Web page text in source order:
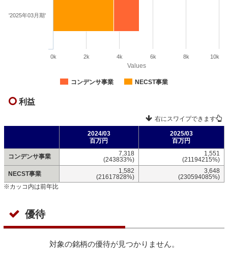
Values
コンデンサ事業 NECST事業
'2025年03月期'
0k 2k 4k 6k 8k 10k
利益
右にスワイプできます
2024/03
百万円
2025/03
百万円
コンデンサ事業
7,318
(243833%)
1,551
(21194215%)
NECST事業
1,582
(21617828%)
3,648
(230594085%)
※カッコ内は前年比
優待
対象の銘柄の優待が見つかりません。